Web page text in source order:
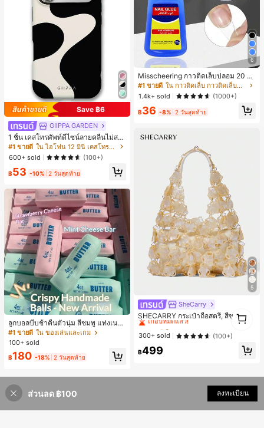
Save ฿6
GIIPPA GARDEN
1 ชิ้น เคสโทรศัพท์ดีไซน์ลายคลื่นไม่สม
มาตรสำหรับ Phone 17 Pro Max, เหม
าะสำหรับ Phone 16 Pro Max, 15 Pro
Max, 14 Pro Max, เคสโทรศัพท์สไตล์เ
กาหลีและน่าสนใจ, เข้ากันได้กับ 11/12/
13/14/15/16 Pro Max Plus, ดีไซน์หรู
หราเหมาะสำหรับทั้งชายและหญิง, ของ
ขวัญในอุดมคติสำหรับคริสต์มาส, วันว
าเลนไทน์, อีสเตอร์, ฤดูแต่งงานและวันเ
กิดสำหรับแฟนสาว
#1 ขายดี
ใน ไอโฟน 12 มินิ เคสโทรศัพท์แฟชั่น
600+ sold
(100+)
฿53 -10% 2 วันสุดท้าย
ลูกบอลบีบช้าคืนตัวนุ่ม สีชมพู แท่งเนย
บีบคลายเครียด นุ่มยืดหยุ่น ของเล่นบีบ
4 ออนซ์ ของเล่นเกลือ เหมาะสำหรับขอ
งขวัญวันหยุด ของขวัญสนุกและน่ารัก
ของขวัญวันเกิด ของขวัญอีสเตอร์ ของ
ขวัญฮาโลวีน ของขวัญคริสต์มาส ของข
งเล่นสำหรับผู้ใหญ่ ผู้หญิง สกวิชชี่กรอบ
สกวิชชี่เนยกรอบ บีบ ลูกบอลสลัชชี่
#1 ขายดี ใน ของเล่นและเกม
100+ sold
฿180 -18% 2 วันสุดท้าย
6
Misscheering กาวติดเล็บปลอม 20 กรั
ม แรงยึดสูง เจลสติกเกอร์เล็บนุ่ม แห้งเร็
ว เหมาะสำหรับผู้เริ่มต้นทำเล็บ ติดทนน
าน
#1 ขายดี
ใน กาวติดเล็บ กาวติดเล็บและสารยึดติด
1.4k+ sold
(1000+)
฿36 -8% 2 วันสุดท้าย
5
SheCarry
SHECARRY กระเป๋าถือสตรี, สีขาว, แฟ
ชั่น, สง่างาม, วันหยุด, งานปาร์ตี้
#1 ขายดี
เกือบหมดแล้ว!
#1 ขายดี
ใน บรรยากาศฤดูร้อน กระเป๋าหูหิ้วด้านบนผู้หญิง
เกือบหมดแล้ว!
#1 ขายดี
ใน บรรยากาศฤดูร้อน กระเป๋าหูหิ้วด้านบนผู้หญิง
เกือบหมดแล้ว!
#1 ขายดี
ใน บรรยากาศฤดูร้อน กระเป๋าหูหิ้วด้านบนผู้หญิง
เกือบหมดแล้ว!
300+ sold (100+)
฿499
ส่วนลด ฿100 ลงทะเบียน